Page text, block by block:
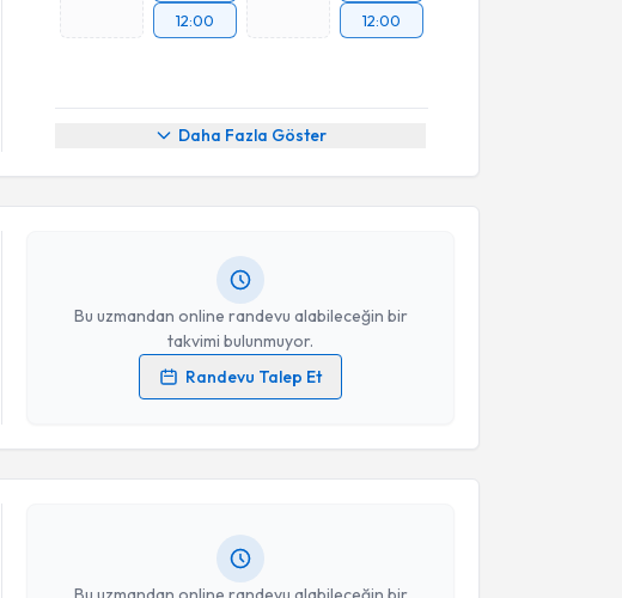
12:00
12:00
Daha Fazla Göster
Bu uzmandan online randevu alabileceğin bir
takvimi bulunmuyor.
Randevu Talep Et
Randevu Takvimi Talebi
uzmandan randevu almanız için bir takvim hazırlandığında e-
posta ile bilgilendireceğiz.
Kişisel verilerimin işlenmesine ilişkinAydınlatma Metni
işlenmesini kabul ediyorum.
Randevu Takvimi Talebi